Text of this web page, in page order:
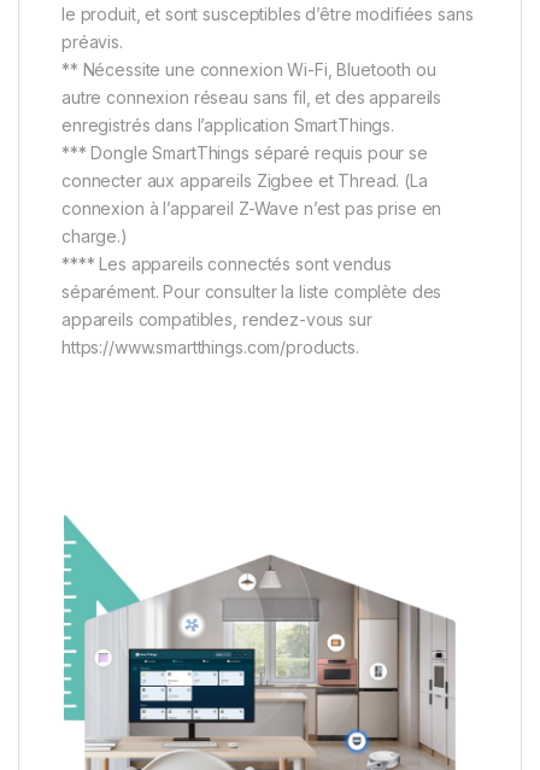
le produit, et sont susceptibles d’être modifiées sans
préavis.
** Nécessite une connexion Wi-Fi, Bluetooth ou
autre connexion réseau sans fil, et des appareils
enregistrés dans l’application SmartThings.
*** Dongle SmartThings séparé requis pour se
connecter aux appareils Zigbee et Thread. (La
connexion à l’appareil Z-Wave n’est pas prise en
charge.)
**** Les appareils connectés sont vendus
séparément. Pour consulter la liste complète des
appareils compatibles, rendez-vous sur
https://www.smartthings.com/products.